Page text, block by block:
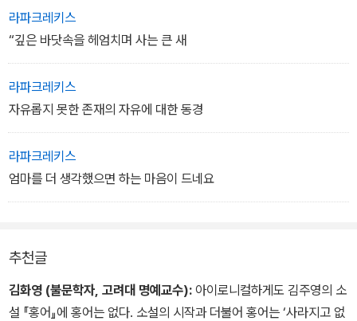
인 젊은 어머니는 아버지가 좋아했던 홍어를 부엌 문설주에 매달아두
지만 아버지에게선 아무런 소식도 들려오지 않고 홍어는 먼지와 그을
세영은 정초마다 어머니가 만들어준 가오리연을 날리며 날개를 달고
자유롭게 비상하는 몽상에 빠져든다. 이 세상 어딘가를 떠돌고 있을
바깥에서 낳은 아이를 등에 업고 나타나고 어머니는 이를 아버지가
돌아올 것이라는 소식으로 받아들이며 말없이 아이를 거둔다. 그러나
라파크레키스
“깊은 바닷속을 헤엄치며 사는 큰 새
라파크레키스
자유롭지 못한 존재의 자유에 대한 동경
라파크레키스
엄마를 더 생각했으면 하는 마음이 드네요
추천글
김화영 (불문학자, 고려대 명예교수): 아이로니컬하게도 김주영의 소
설 『홍어』에 홍어는 없다. 소설의 시작과 더불어 홍어는 ‘사라지고 없